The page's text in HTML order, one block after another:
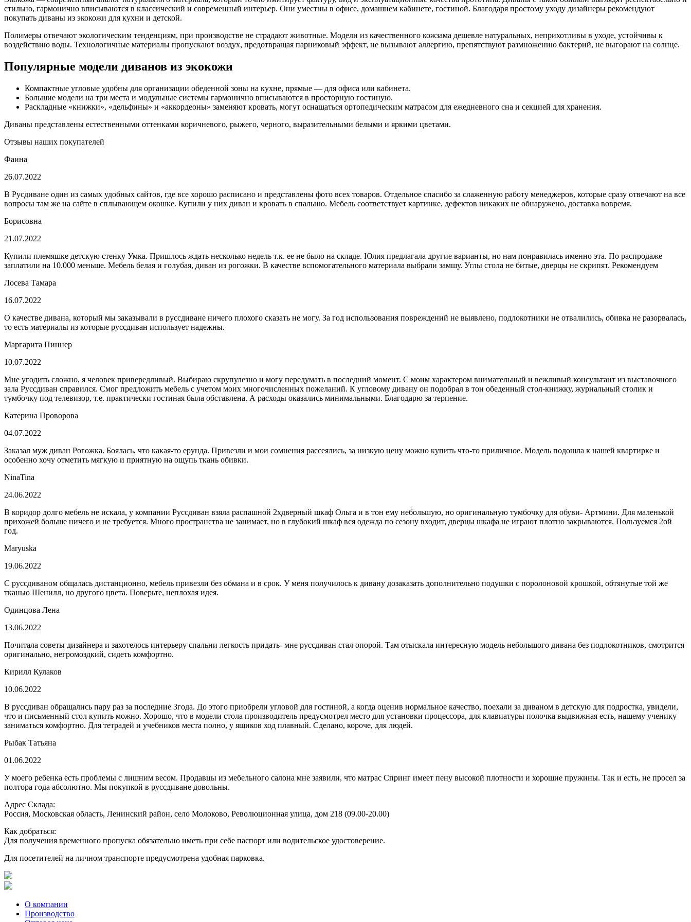
стильно, гармонично вписываются в классический и современный интерьер. Они уместны в офисе, домашнем кабинете, гостиной. Благодаря простому уходу дизайнеры рекомендуют
покупать диваны из экокожи для кухни и детской.
Полимеры отвечают экологическим тенденциям, при производстве не страдают животные. Модели из качественного кожзама дешевле натуральных, неприхотливы в уходе, устойчивы к
воздействию воды. Технологичные материалы пропускают воздух, предотвращая парниковый эффект, не вызывают аллергию, препятствуют размножению бактерий, не выгорают на солнце.
Популярные модели диванов из экокожи
Компактные угловые удобны для организации обеденной зоны на кухне, прямые — для офиса или кабинета.
Большие модели на три места и модульные системы гармонично вписываются в просторную гостиную.
Раскладные «книжки», «дельфины» и «аккордеоны» заменяют кровать, могут оснащаться ортопедическим матрасом для ежедневного сна и секцией для хранения.
Диваны представлены естественными оттенками коричневого, рыжего, черного, выразительными белыми и яркими цветами.
Отзывы наших покупателей
Фаина
26.07.2022
В Русдиване один из самых удобных сайтов, где все хорошо расписано и представлены фото всех товаров. Отдельное спасибо за слаженную работу менеджеров, которые сразу отвечают на все
вопросы там же на сайте в сплывающем окошке. Купили у них диван и кровать в спальню. Мебель соответствует картинке, дефектов никаких не обнаружено, доставка вовремя.
Борисовна
21.07.2022
Купили племяшке детскую стенку Умка. Пришлось ждать несколько недель т.к. ее не было на складе. Юлия предлагала другие варианты, но нам понравилась именно эта. По распродаже
заплатили на 10.000 меньше. Мебель белая и голубая, диван из рогожки. В качестве вспомогательного материала выбрали замшу. Углы стола не битые, дверцы не скрипят. Рекомендуем
Лосева Тамара
16.07.2022
О качестве дивана, который мы заказывали в руссдиване ничего плохого сказать не могу. За год использования повреждений не выявлено, подлокотники не отвалились, обивка не разорвалась,
то есть материалы из которые руссдиван использует надежны.
Маргарита Пиннер
10.07.2022
Мне угодить сложно, я человек привередливый. Выбираю скрупулезно и могу передумать в последний момент. С моим характером внимательный и вежливый консультант из выставочного
зала Руссдиван справился. Смог предложить мебель с учетом моих многочисленных пожеланий. К угловому дивану он подобрал в тон обеденный стол-книжку, журнальный столик и
тумбочку под телевизор, т.е. практически гостиная была обставлена. А расходы оказались минимальными. Благодарю за терпение.
Катерина Проворова
04.07.2022
Заказал муж диван Рогожка. Боялась, что какая-то ерунда. Привезли и мои сомнения рассеялись, за низкую цену можно купить что-то приличное. Модель подошла к нашей квартирке и
особенно хочу отметить мягкую и приятную на ощупь ткань обивки.
NinaTina
24.06.2022
В коридор долго мебель не искала, у компании Руссдиван взяла распашной 2хдверный шкаф Ольга и в тон ему небольшую, но оригинальную тумбочку для обуви- Артмини. Для маленькой
прихожей больше ничего и не требуется. Много пространства не занимает, но в глубокий шкаф вся одежда по сезону входит, дверцы шкафа не играют плотно закрываются. Пользуемся 2ой
год.
Maryuska
19.06.2022
С руссдиваном общалась дистанционно, мебель привезли без обмана и в срок. У меня получилось к дивану дозаказать дополнительно подушки с поролоновой крошкой, обтянутые той же
тканью Шенилл, но другого цвета. Поверьте, неплохая идея.
Одинцова Лена
13.06.2022
Почитала советы дизайнера и захотелось интерьеру спальни легкость придать- мне руссдиван стал опорой. Там отыскала интересную модель небольшого дивана без подлокотников, смотрится
оригинально, негромоздкий, сидеть комфортно.
Кирилл Кулаков
10.06.2022
В руссдиван обращались пару раз за последние 3года. До этого приобрели угловой для гостиной, а когда оценив нормальное качество, поехали за диваном в детскую для подростка, увидели,
что и письменный стол купить можно. Хорошо, что в модели стола производитель предусмотрел место для установки процессора, для клавиатуры полочка выдвижная есть, нашему ученику
заниматься комфортно. Для тетрадей и учебников места полно, у ящиков ход плавный. Сделано, короче, для людей.
Рыбак Татьяна
01.06.2022
У моего ребенка есть проблемы с лишним весом. Продавцы из мебельного салона мне заявили, что матрас Спринг имеет пену высокой плотности и хорошие пружины. Так и есть, не просел за
полтора года абсолютно. Мы покупкой в руссдиване довольны.
Адрес Склада:
Россия, Московская область, Ленинский район, село Молоково, Революционная улица, дом 218 (09.00-20.00)
Как добраться:
Для получения временного пропуска обязательно иметь при себе паспорт или водительское удостоверение.
Для посетителей на личном транспорте предусмотрена удобная парковка.
О компании
Производство